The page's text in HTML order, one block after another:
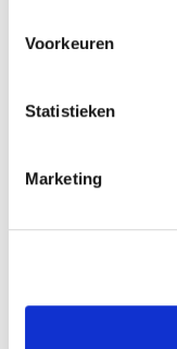
Voorkeuren
Statistieken
Marketing